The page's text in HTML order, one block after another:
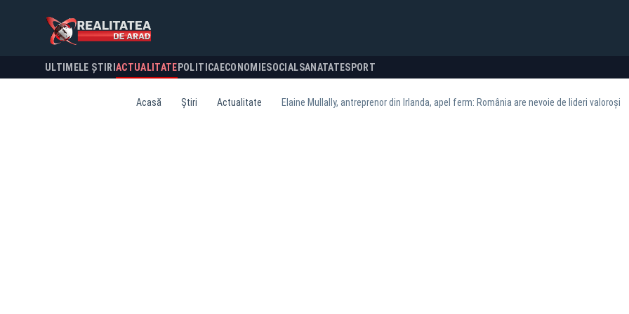
ULTIMELE ȘTIRI ACTUALITATE POLITICA ECONOMIESOCIALSANATATESPORT
Acasă Știri Actualitate Elaine Mullally, antreprenor din Irlanda, apel ferm: România are nevoie de lideri valoroși